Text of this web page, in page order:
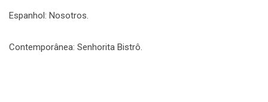
Espanhol: Nosotros.
Contemporânea: Senhorita Bistrô.